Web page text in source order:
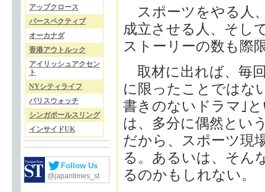
アップクロース
パースペクティブ
オーカナダ
香港アウトルック
アイリッシュアクセン
ト
NYシティライフ
パリスウォッチ
シンガポールスリング
インサイドUK
Follow Us
@japantimes_st
スポーツをやる人
成立させる人、そし
ストーリーの数も際
取材に出れば、毎
に限ったことではな
書きのないドラマ｣
は、多分に偶然とい
だから、スポーツ現
る。あるいは、そん
るのかもしれない。